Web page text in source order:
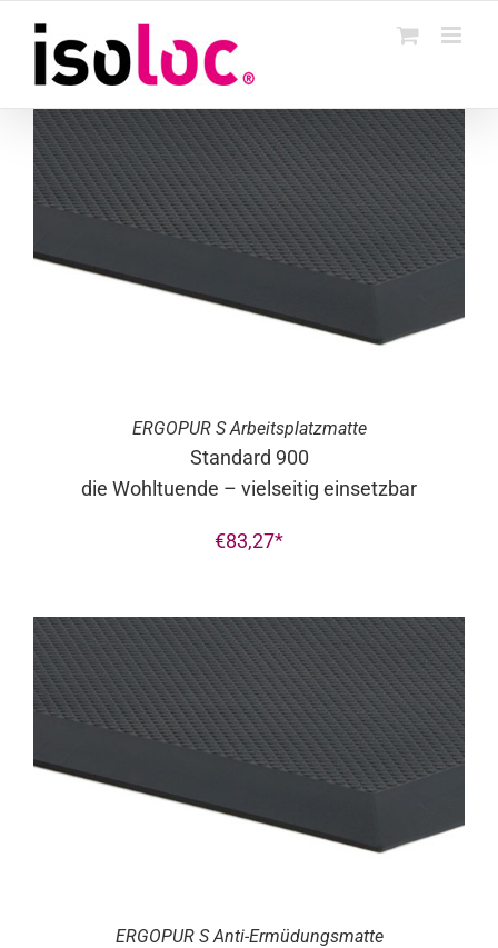
content
ERGOPURS Arbeitsplatzmatte
Standard 900
die Wohltuende – vielseitig einsetzbar
€83,27
ERGOPURS Anti-Ermüdungsmatte